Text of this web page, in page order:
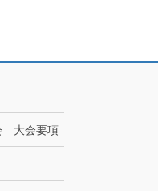
大会要項